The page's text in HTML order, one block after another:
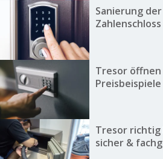
Sanierung
Tresor öffnen
Preisbeispiele
Tresor richtig
sicher &